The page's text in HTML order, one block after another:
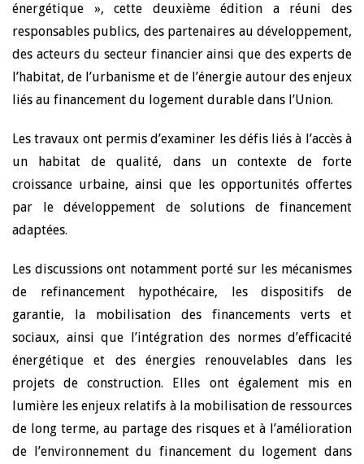
énergétique », cette deuxième édition a réuni des
responsables publics, des partenaires au développement,
des acteurs du secteur financier ainsi que des experts de
l’habitat, de l’urbanisme et de l’énergie autour des enjeux
liés au financement du logement durable dans l’Union.
Les travaux ont permis d’examiner les défis liés à l’accès à
un habitat de qualité, dans un contexte de forte
croissance urbaine, ainsi que les opportunités offertes
par le développement de solutions de financement
adaptées.
Les discussions ont notamment porté sur les mécanismes
de refinancement hypothécaire, les dispositifs de
garantie, la mobilisation des financements verts et
sociaux, ainsi que l’intégration des normes d’efficacité
énergétique et des énergies renouvelables dans les
projets de construction. Elles ont également mis en
lumière les enjeux relatifs à la mobilisation de ressources
de long terme, au partage des risques et à l’amélioration
de l’environnement du financement du logement dans